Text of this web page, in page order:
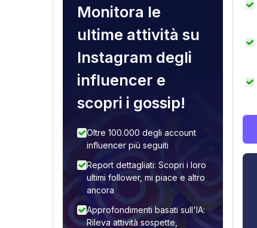
Monitora le
ultime attività su
Instagram degli
influencer e
scopri i gossip!
Oltre 100.000 degli account
influencer più seguiti
Report dettagliati: Scopri i loro
ultimi follower, mi piace e altro
ancora
Approfondimenti basati sull'IA:
Rileva attività sospette,